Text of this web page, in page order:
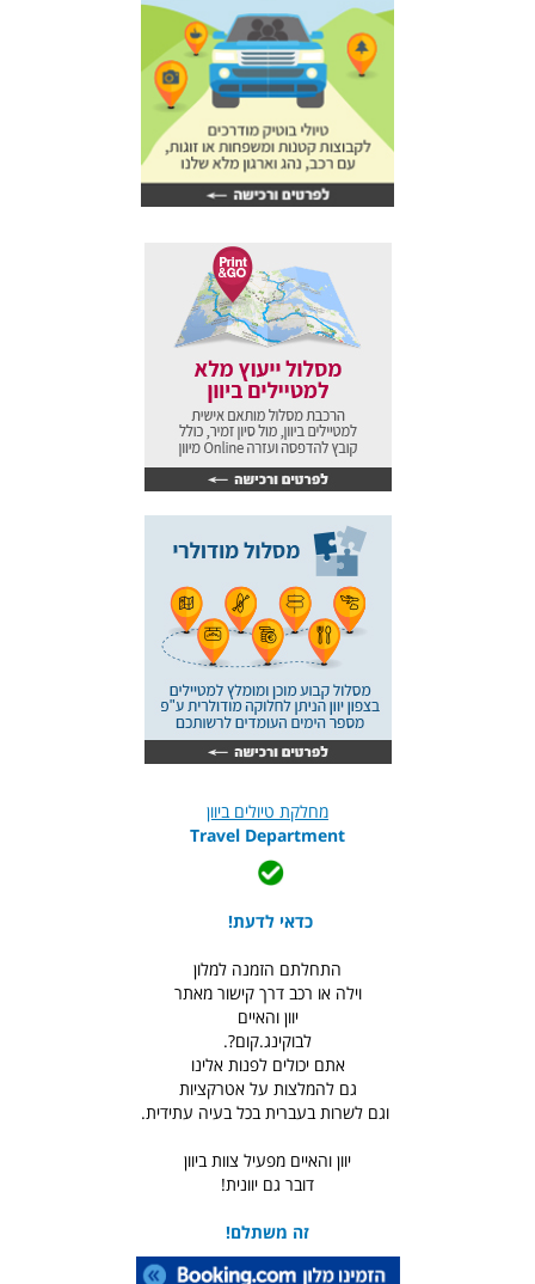
מחלקת טיולים ביוון
Travel Department
כדאי לדעת!
התחלתם הזמנה למלון
וילה או רכב דרך קישור מאתר
יוון והאיים
לבוקינג.קום?.
אתם יכולים לפנות אלינו
גם להמלצות על אטרקציות
וגם לשרות בעברית בכל בעיה עתידית.
יוון והאיים מפעיל צוות ביוון
דובר גם יוונית!
זה משתלם!